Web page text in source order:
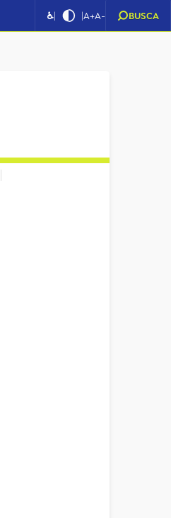
♿| |A+A- BUSCA